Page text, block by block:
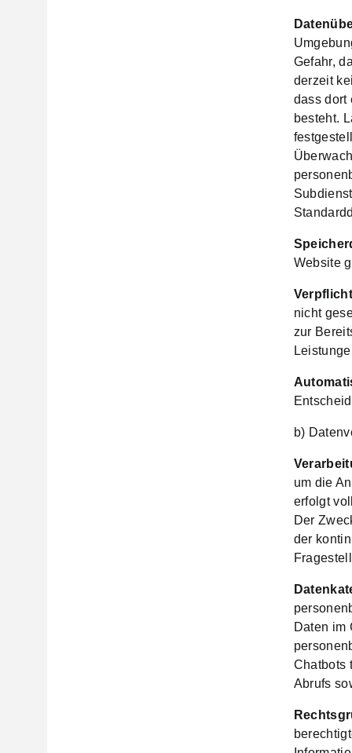
Gefahr,
derzeit
dass dort
besteht.
Website
nicht
zur
b)
um die
erfolgt
Der
der
Daten im
Chatbots
Abrufs